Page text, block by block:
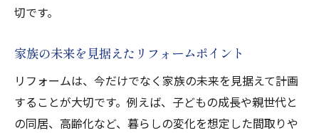
切です。
家族の未来を見据えたリフォームポイント
リフォームは、今だけでなく家族の未来を見据えて計画
することが大切です。例えば、子どもの成長や親世代と
の同居、高齢化など、暮らしの変化を想定した間取りや